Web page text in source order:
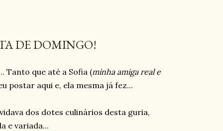
DE DOMINGO!
Tanto que até a Sofia (minha amiga real e
postar aqui e, ela mesma já fez...
dos dotes culinários desta guria,
e variada...